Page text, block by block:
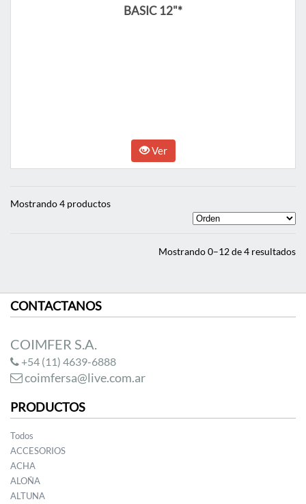
BASIC 12"*
Ver
Mostrando 4 productos
Mostrando 0–12 de 4 resultados
CONTACTANOS
COIMFER S.A.
+54 (11) 4639-6888
coimfersa@live.com.ar
PRODUCTOS
Todos
ACCESORIOS
ACHA
ALOÑA
ALTUNA